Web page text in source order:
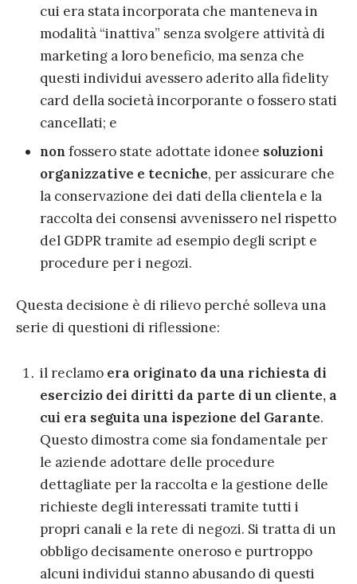
cui era stata incorporata che manteneva in
modalità “inattiva” senza svolgere attività di
marketing a loro beneficio, ma senza che
questi individui avessero aderito alla fidelity
card della società incorporante o fossero stati
cancellati; e
nonfossero state adottate idonee soluzioni
organizzative e tecniche, per assicurare che
la conservazione dei dati della clientela e la
raccolta dei consensi avvenissero nel rispetto
del GDPR tramite ad esempio degli script e
procedure per i negozi.
Questa decisione è di rilievo perché solleva una
serie di questioni di riflessione:
il reclamo era originato da una richiesta di
esercizio dei diritti da parte di un cliente, a
cui era seguita una ispezione del Garante.
Questo dimostra come sia fondamentale per
le aziende adottare delle procedure
dettagliate per la raccolta e la gestione delle
richieste degli interessati tramite tutti i
propri canali e la rete di negozi. Si tratta di un
obbligo decisamente oneroso e purtroppo
alcuni individui stanno abusando di questi